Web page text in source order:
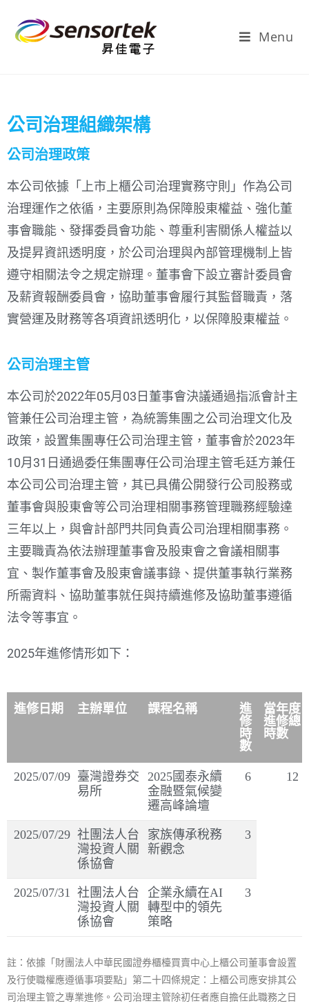
Menu
公司治理組織架構
公司治理政策
本公司依據「上市上櫃公司治理實務守則」作為公司
治理運作之依循，主要原則為保障股東權益、強化董
事會職能、發揮委員會功能、尊重利害關係人權益以
及提昇資訊透明度，於公司治理與內部管理機制上皆
遵守相關法令之規定辦理。董事會下設立審計委員會
及薪資報酬委員會，協助董事會履行其監督職責，落
實營運及財務等各項資訊透明化，以保障股東權益。
公司治理主管
本公司於2022年05月03日董事會決議通過指派會計主
管兼任公司治理主管，為統籌集團之公司治理文化及
政策，設置集團專任公司治理主管，董事會於2023年
10月31日通過委任集團專任公司治理主管毛廷方兼任
本公司公司治理主管，其已具備公開發行公司股務或
董事會與股東會等公司治理相關事務管理職務經驗達
三年以上，與會計部門共同負責公司治理相關事務。
主要職責為依法辦理董事會及股東會之會議相關事
宜、製作董事會及股東會議事錄、提供董事執行業務
所需資料、協助董事就任與持續進修及協助董事遵循
法令等事宜。
2025年進修情形如下：
進修日期 主辦單位 課程名稱
進
修
時
數
當年度
進修總
時數
2025/07/09 臺灣證券交
易所
2025國泰永續
金融暨氣候變
遷高峰論壇
6 12
2025/07/29 社團法人台
灣投資人關
係協會
家族傳承稅務
新觀念
3
2025/07/31 社團法人台
灣投資人關
係協會
企業永續在AI
轉型中的領先
策略
3
註：依據「財團法人中華民國證券櫃檯買賣中心上櫃公司董事會設置
及行使職權應遵循事項要點」第二十四條規定：上櫃公司應安排其公
司治理主管之專業進修。公司治理主管除初任者應自擔任此職務之日